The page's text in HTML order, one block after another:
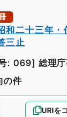
和二十三年・
三止
: 069] 総理
の件
URIを